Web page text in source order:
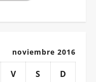
noviembre 2016
V S D